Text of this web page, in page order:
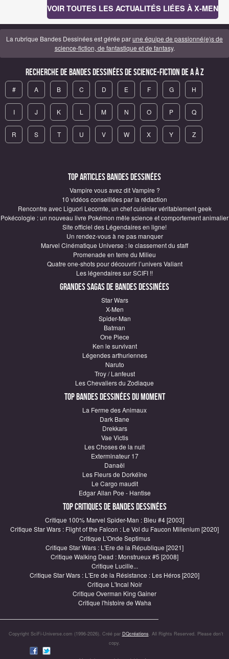
VOIR TOUTES LES ACTUALITÉS LIÉES À X-MEN
La rubrique Bandes Dessinées est gérée parune équipe de passionné(e)s de
science-fiction, de fantastique et de fantasy.
Recherche de Bandes Dessinées de science-fiction de A à Z
# A B C D E F G H
I J K L M N O P Q
R S T U V W X Y Z
Top articles Bandes Dessinées
Vampire vous avez dit Vampire ?
10 vidéos conseillées par la rédaction
Rencontre avec Liguori Lecomte, un chef cuisinier véritablement geek
Pokécologie : un nouveau livre Pokémon mêle science et comportement animalier
Site officiel des Légendaires en ligne!
Un rendez-vous à ne pas manquer
Marvel Cinématique Universe : le classement du staff
Promenade en terre du Milieu
Quatre one-shots pour découvrir l’univers Valiant
Les légendaires sur SCIFI !!
Grandes sagas de Bandes Dessinées
Star Wars
X-Men
Spider-Man
Batman
One Piece
Ken le survivant
Légendes arthuriennes
Naruto
Troy / Lanfeust
Les Chevaliers du Zodiaque
Top Bandes Dessinées du moment
La Ferme des Animaux
Dark Bane
Drekkars
Vae Victis
Les Choses de la nuit
Exterminateur 17
Danaël
Les Fleurs de Dorkéïne
Le Cargo maudit
Edgar Allan Poe - Hantise
Top critiques de Bandes Dessinées
Critique 100% Marvel Spider-Man : Bleu #4 [2003]
Critique Star Wars : Flight of the Falcon : Le Vol du Faucon Millenium [2020]
Critique L'Onde Septimus
Critique Star Wars : L'Ere de la République [2021]
Critique Walking Dead : Monstrueux #5 [2008]
Critique Lucille...
Critique Star Wars : L'Ere de la Résistance : Les Héros [2020]
Critique L'Incal Noir
Critique Overman King Gainer
Critique l'histoire de Waha
Copyright SciFi-Universe.com (1996-2026). Créé par DQcréations. All Rights Reserved. Please don’t
copy.